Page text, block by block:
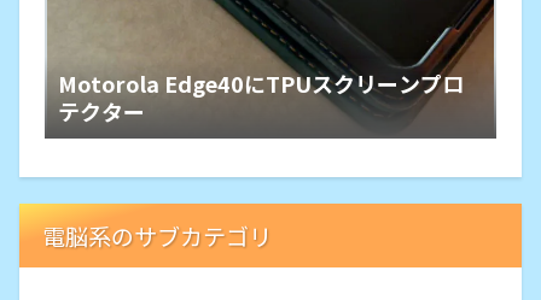
Motorola Edge40にTPUスクリーンプロ
テクター
電脳系のサブカテゴリ